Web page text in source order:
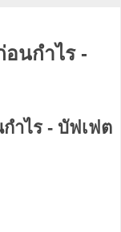
นกำไร -
ำไร - บัฟเฟต